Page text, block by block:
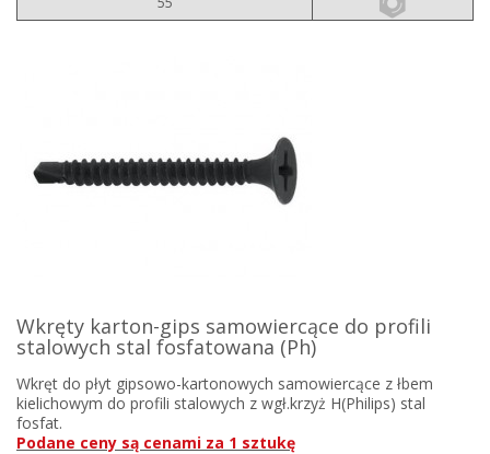
Wkręty karton-gips samowiercące do profili
stalowych stal fosfatowana (Ph)
Wkręt do płyt gipsowo-kartonowych samowiercące z łbem
kielichowym do profili stalowych z wgł.krzyż H(Philips) stal
fosfat.
Podane ceny są cenami za 1 sztukę